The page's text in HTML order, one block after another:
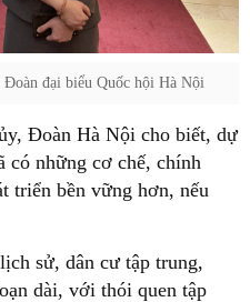
đại biểu Quốc hội Hà Nội
Đoàn Hà Nội cho biết, dự
có những cơ chế, chính
triển bền vững hơn, nếu
sử, dân cư tập trung,
dài, với thói quen tập